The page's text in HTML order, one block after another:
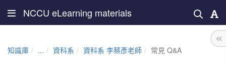
NCCU eLearning materials
知識庫 ... 資科系 資科系 李蔡彥老師 常見 Q&A